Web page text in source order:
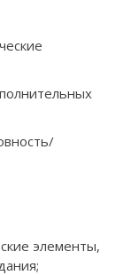
элементы,